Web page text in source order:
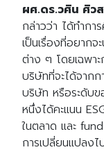
ผศ.ดร.วศิน ศิว
กล่าวว่า ได้ทำกา
เป็นเรื่องที่อยากจ
ต่าง ๆ โดยเฉพา
บริษัทที่จะได้จาก
บริษัท หรือระดับข
หนึ่งได้คะแนน
ในตลาด และ
การเปลี่ยนแปลง